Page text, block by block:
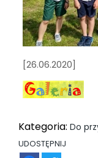
[26.06.2020]
Kategoria: Do
UDOSTĘPNIJ